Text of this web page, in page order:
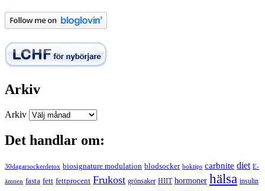
Arkiv
Arkiv
Det handlar om:
30dagarsockerdetox biosignature modulation blodsocker boktips carbnite diet E-
ämnen fasta fett fettprocent Frukost grönsaker HIIT hormoner hälsa insulin